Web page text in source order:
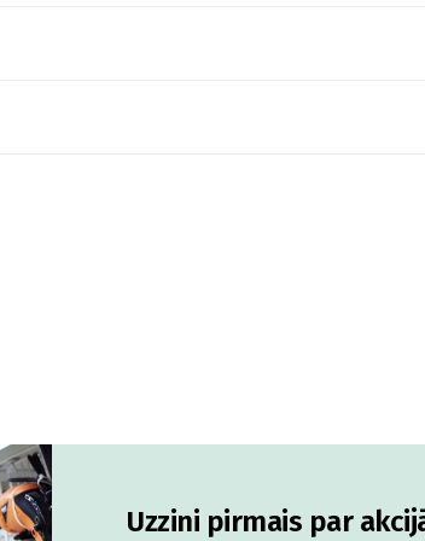
Uzzini pirmais par